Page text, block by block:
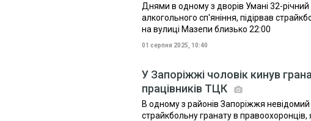
Днями в одному з дворів Умані 32-
алкогольного сп'яніння, підірвав
на вулиці Мазепи близько 22:00
01 серпня 2025, 10:40
У Запоріжжі чоловік кинув
працівників ТЦК
В одному з районів Запоріжжя невідомий
страйкбольну гранату в